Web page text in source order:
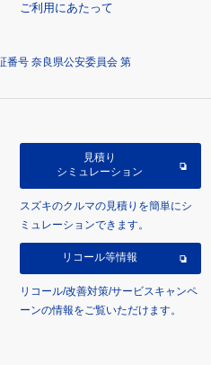
ご利用にあたって
番号 奈良県公安委員会 第
見積り
シミュレーション
スズキのクルマの見積りを簡単にシ
ミュレーションできます。
リコール等情報
リコール/改善対策/サービスキャンペ
ーンの情報をご覧いただけます。